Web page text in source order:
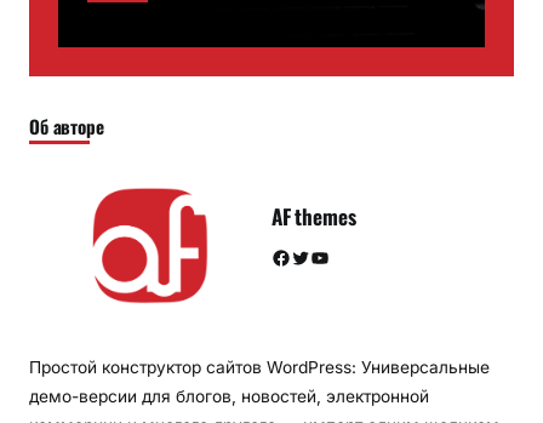
Об авторе
AF themes
Facebook Twitter YouTube
Простой конструктор сайтов WordPress: Универсальные
демо-версии для блогов, новостей, электронной